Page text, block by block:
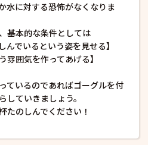
水に対する恐怖がなくなりま
基本的な条件としては
んでいるという姿を見せる】
雰囲気を作ってあげる】
ているのであればゴーグルを付
していきましょう。
たのしんでください！